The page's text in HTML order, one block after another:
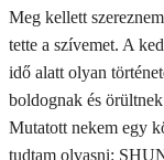
Meg kellett
tette a szívemet. A
idő alatt olyan
boldognak és
Mutatott nekem egy
tudtam olvasni: